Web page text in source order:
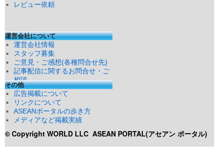
レビュー依頼
運営会社について
運営会社情報
スタッフ募集
ご意見・ご感想(各種問合せ先)
記事配信に関するお問合せ・ご
相談
その他
広告掲載について
リンクについて
ASEANポータルの歩き方
メディアなど掲載実績
© Copyright WORLD LLC ASEAN PORTAL(アセアン ポータル)